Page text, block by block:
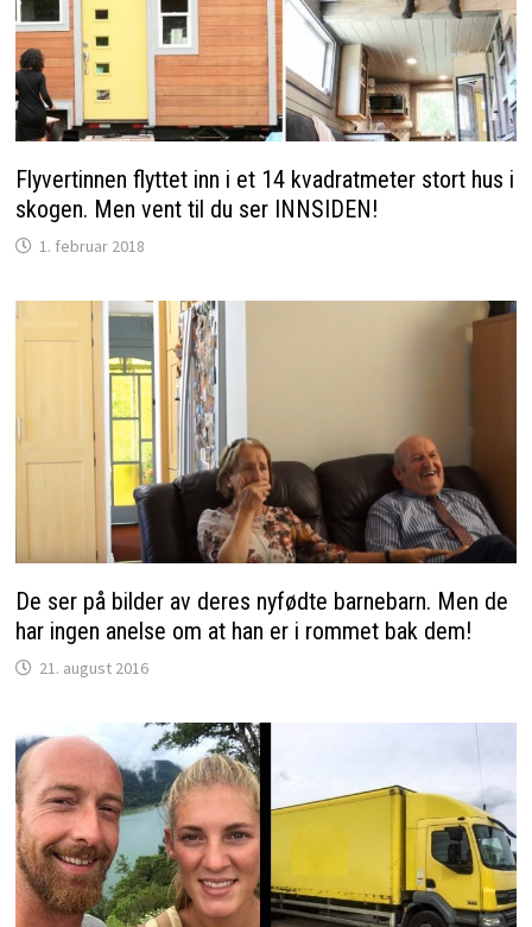
Flyvertinnen flyttet inn i et 14 kvadratmeter stort hus i
skogen. Men vent til du ser INNSIDEN!
1. februar 2018
De ser på bilder av deres nyfødte barnebarn. Men de
har ingen anelse om at han er i rommet bak dem!
21. august 2016